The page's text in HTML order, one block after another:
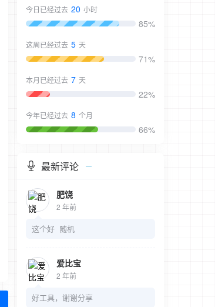
今日已经过去 20 小时
85%
这周已经过去 5 天
71%
本月已经过去 7 天
22%
今年已经过去 8 个月
66%
最新评论
肥饶
2 年前
这个好 随机
爱比宝
2 年前
好工具，谢谢分享